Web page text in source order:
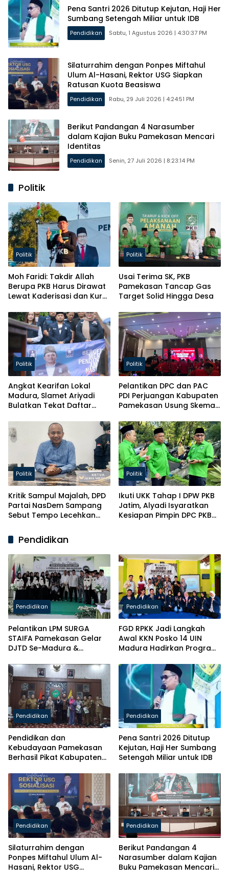
Pena Santri 2026 Ditutup Kejutan, Haji Her
Sumbang Setengah Miliar untuk IDB
Pendidikan Sabtu, 1 Agustus 2026 | 4:30:37 PM
Silaturrahim dengan Ponpes Miftahul
Ulum Al-Hasani, Rektor USG Siapkan
Ratusan Kuota Beasiswa
Pendidikan Rabu, 29 Juli 2026 | 4:24:51 PM
Berikut Pandangan 4 Narasumber
dalam Kajian Buku Pamekasan Mencari
Identitas
Pendidikan Senin, 27 Juli 2026 | 8:23:14 PM
Politik
Politik
Moh Faridi: Takdir Allah
Berupa PKB Harus Dirawat
Lewat Kaderisasi dan Kursi
Politik
Usai Terima SK, PKB
Pamekasan Tancap Gas
Target Solid Hingga Desa
Politik
Angkat Kearifan Lokal
Madura, Slamet Ariyadi
Bulatkan Tekat Daftar
Politik
Pelantikan DPC dan PAC
PDI Perjuangan Kabupaten
Pamekasan Usung Skema
Politik
Kritik Sampul Majalah, DPD
Partai NasDem Sampang
Sebut Tempo Lecehkan
Politik
Ikuti UKK Tahap I DPW PKB
Jatim, Alyadi Isyaratkan
Kesiapan Pimpin DPC PKB
Pendidikan
Pendidikan
Pelantikan LPM SURGA
STAIFA Pamekasan Gelar
DJTD Se-Madura &
Pendidikan
FGD RPKK Jadi Langkah
Awal KKN Posko 14 UIN
Madura Hadirkan Program
Pendidikan
Pendidikan dan
Kebudayaan Pamekasan
Berhasil Pikat Kabupaten
Pendidikan
Pena Santri 2026 Ditutup
Kejutan, Haji Her Sumbang
Setengah Miliar untuk IDB
Pendidikan
Silaturrahim dengan
Ponpes Miftahul Ulum Al-
Hasani, Rektor USG
Pendidikan
Berikut Pandangan 4
Narasumber dalam Kajian
Buku Pamekasan Mencari